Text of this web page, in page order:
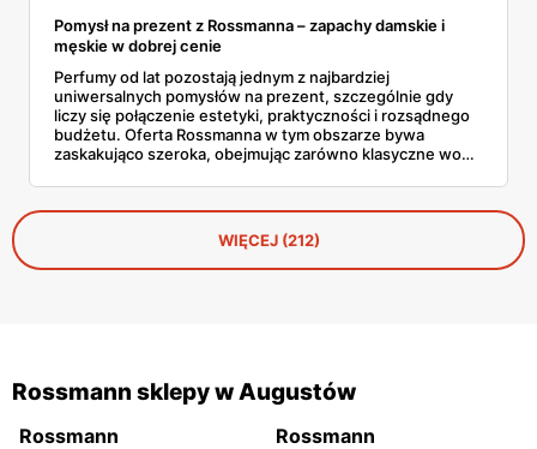
Pomysł na prezent z Rossmanna – zapachy damskie i
męskie w dobrej cenie
Perfumy od lat pozostają jednym z najbardziej
uniwersalnych pomysłów na prezent, szczególnie gdy
liczy się połączenie estetyki, praktyczności i rozsądnego
budżetu. Oferta Rossmanna w tym obszarze bywa
zaskakująco szeroka, obejmując zarówno klasyczne wody
zapachowe dla kobiet oraz mężczyzn. W aktualnych
promocjach pojawiają się marki dobrze znane, ale też
mniej oczywiste propozycje, które często sprawdzają się
właśnie w roli prezentu — neutralnego, a jednocześnie
niepozbawionego charakteru.
WIĘCEJ (212)
Rossmann sklepy w Augustów
Rossmann Rossmann